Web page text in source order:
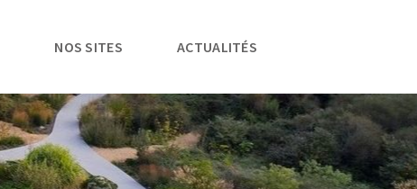
NOS SITES ACTUALITÉS